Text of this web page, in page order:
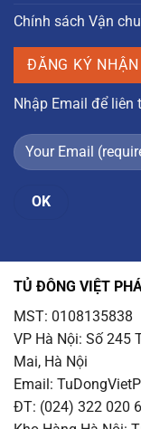
Chính sách Vận
ĐĂNG KÝ
Nhập Email để liên
TỦ ĐÔNG VIỆT
MST: 0108135838
VP Hà Nội: Số 245
Mai, Hà Nội
Email:
ĐT: (024) 322 020